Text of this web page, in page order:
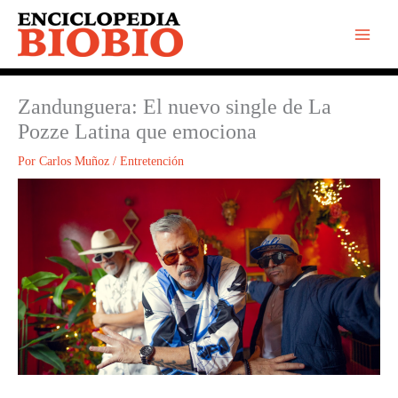
contenido
Zandunguera: El nuevo single de La
Pozze Latina que emociona
Por Carlos Muñoz / Entretención